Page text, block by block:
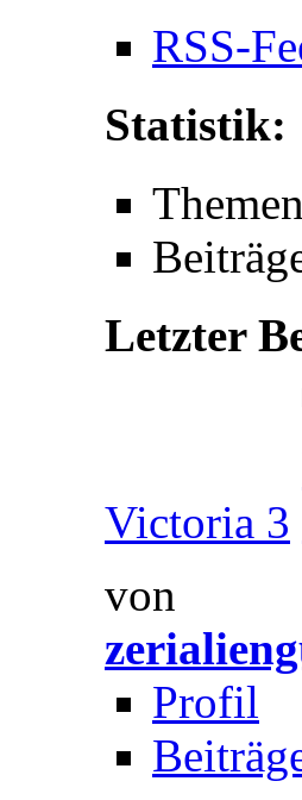
RSS-
Statistik:
Letzter
Victoria 3
von
Profil